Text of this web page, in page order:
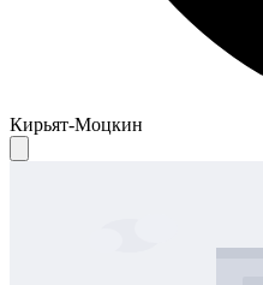
Кирьят-Моцкин